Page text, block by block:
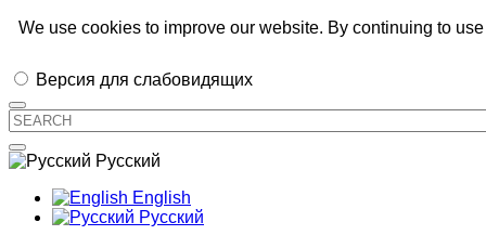
Иркутский институт химии им.
Версия для слабовидящих
Русский
English
Русский
We use cookies to improve our website. By continuing to